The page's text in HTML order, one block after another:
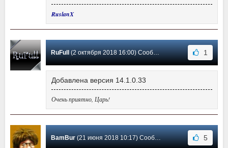
RuslanX
RuFull (2 октября 2018 16:00) Сообщение #8 1
Добавлена версия 14.1.0.33
Очень приятно, Царь!
BamBur(21 июня 2018 10:17) Сообщение #7 5